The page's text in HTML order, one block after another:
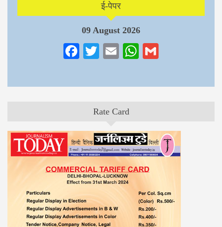
ई-पेपर
09 August 2026
Facebook
Twitter
EmailWhatsApp
Rate Card